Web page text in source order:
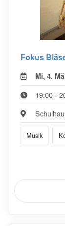
Fokus
Mi, 4.
19:00 -
Musik